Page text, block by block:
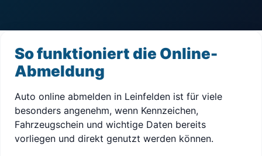
So funktioniert die Online-
Abmeldung
Auto online abmelden in Leinfelden ist für viele
besonders angenehm, wenn Kennzeichen,
Fahrzeugschein und wichtige Daten bereits
vorliegen und direkt genutzt werden können.